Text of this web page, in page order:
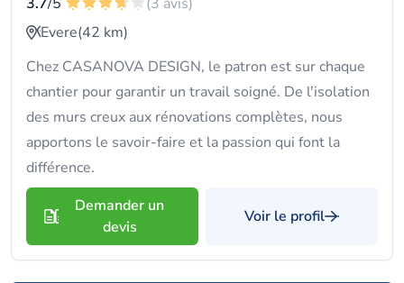
Evere(42 km)
Chez CASANOVA DESIGN, le patron est sur chaque
chantier pour garantir un travail soigné. De l'isolation
des murs creux aux rénovations complètes, nous
apportons le savoir-faire et la passion qui font la
différence.
Demander un
devis
Voir le profil